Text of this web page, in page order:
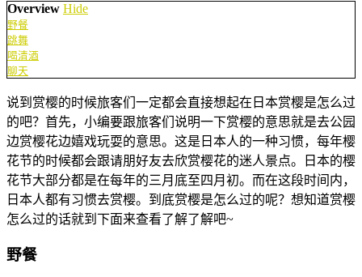
Overview Hide
野餐
跳舞
喝清酒
聊天
说到赏樱的时候旅客们一定都会直接想起在日本赏樱是怎么过
的吧？首先，小编要跟旅客们说明一下赏樱的意思就是去公园
边赏樱花边嬉戏玩耍的意思。这是日本人的一种习惯，每年樱
花节的时候都会跟请朋好友去欣赏樱花的迷人景点。日本的樱
花节大部分都是在每年的三月底至四月初。而在这段时间内，
日本人都有习惯去赏樱。到底赏樱是怎么过的呢？想知道赏樱
怎么过的话就到下面来查看了解了解吧~
野餐